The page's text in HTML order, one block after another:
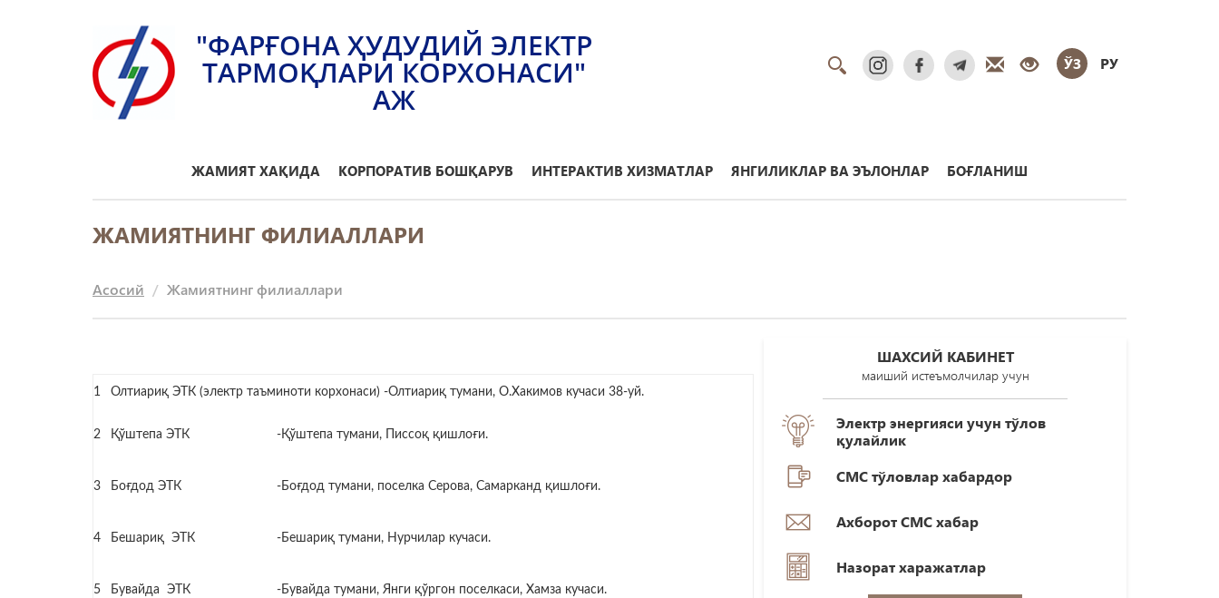
"ФАРҒОНА ҲУДУДИЙ ЭЛЕКТР
ТАРМОҚЛАРИ КОРХОНАСИ"
АЖ
ЎЗ РУ
ЖАМИЯТ ХАҚИДА КОРПОРАТИВ БОШҚАРУВ ИНТЕРАКТИВ ХИЗМАТЛАР ЯНГИЛИКЛАР ВА ЭЪЛОНЛАР БОҒЛАНИШ
ЖАМИЯТНИНГ ФИЛИАЛЛАРИ
Асосий Жамиятнинг филиаллари
1 Олтиариқ ЭТК (электр таъминоти корхонаси) -Олтиариқ тумани, О.Хакимов кучаси 38-уй.
2 Қўштепа ЭТК -Қўштепа тумани, Писсоқ қишлоғи.
3 Боғдод ЭТК -Боғдод тумани, поселка Серова, Самарканд қишлоғи.
4 Бешариқ ЭТК -Бешариқ тумани, Нурчилар кучаси.
5 Бувайда ЭТК -Бувайда тумани, Янги қўргон поселкаси, Хамза кучаси.
ШАХСИЙ КАБИНЕТ
маиший истеъмолчилар учун
Электр энергияси учун тўлов
қулайлик
СМС тўловлар хабардор
Ахборот СМС хабар
Назорат харажатлар